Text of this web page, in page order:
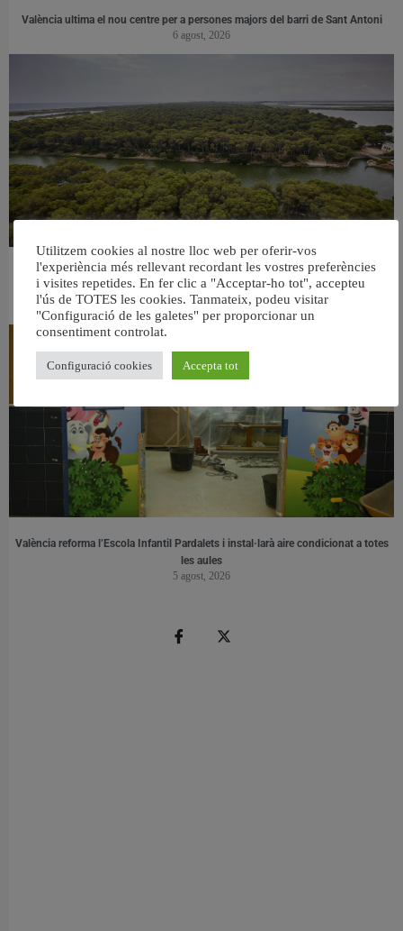
València ultima el nou centre per a persones majors del barri de Sant Antoni
6 agost, 2026
València retira prop de 15.000 litres de residus de la Devesa durant el mes de
juliol
6 agost, 2026
València reforma l’Escola Infantil Pardalets i instal·larà aire condicionat a totes
les aules
5 agost, 2026
Utilitzem cookies al nostre lloc web per oferir-vos
l'experiència més rellevant recordant les vostres preferències
i visites repetides. En fer clic a "Acceptar-ho tot", accepteu
l'ús de TOTES les cookies. Tanmateix, podeu visitar
"Configuració de les galetes" per proporcionar un
consentiment controlat.
Configuració cookies Accepta tot